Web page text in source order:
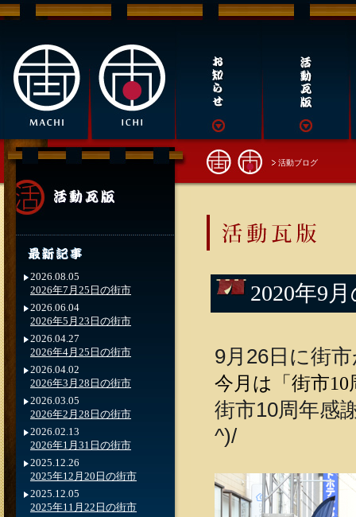
活動ブログ
2020年9
9月26日に街
今月は「街市
街市10周年感
^)/
2026.08.05
2026年7月25日の街市
2026.06.04
2026年5月23日の街市
2026.04.27
2026年4月25日の街市
2026.04.02
2026年3月28日の街市
2026.03.05
2026年2月28日の街市
2026.02.13
2026年1月31日の街市
2025.12.26
2025年12月20日の街市
2025.12.05
2025年11月22日の街市